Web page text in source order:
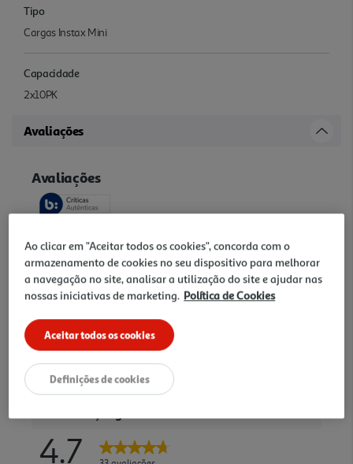
Tipo
Cargas Instax Mini
Capacidade
2x10PK
Avaliações
Ao clicar em "Aceitar todos os cookies", concorda com o
armazenamento de cookies no seu dispositivo para melhorar
a navegação no site, analisar a utilização do site e ajudar nas
nossas iniciativas de marketing. Política de Cookies
Aceitar todos os cookies
Definições de cookies